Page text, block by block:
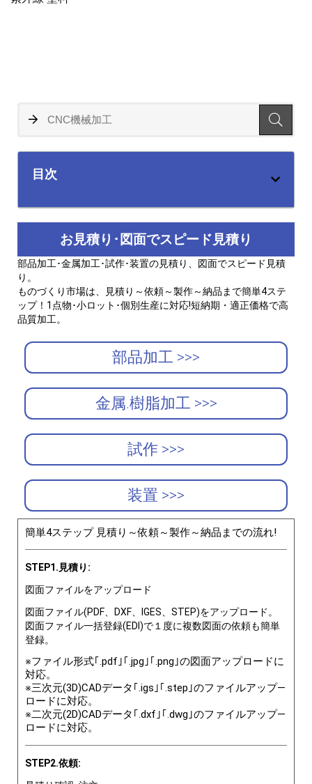
目次
お見積り･図面でスピード見積り
部品加工･金属加工･試作･装置の見積り、図面でスピード見積
り。
ものづくり市場は、見積り～依頼～製作～納品まで簡単4ステ
ップ！1点物･小ロット･個別生産に対応!短納期・適正価格で高
品質加工。
部品加工 >>>
金属.樹脂加工 >>>
試作 >>>
装置 >>>
簡単4ステップ 見積り～依頼～製作～納品までの流れ!
STEP1.見積り:
図面ファイルをアップロード
図面ファイル(PDF、DXF、IGES、STEP)をアップロード。
図面ファイル一括登録(EDI)で１度に複数図面の依頼も簡単
登録。
※ファイル形式｢.pdf｣｢.jpg｣｢.png｣の図面アップロードに
対応。
※三次元(3D)CADデータ｢.igs｣｢.step｣のファイルアップ―
ロードに対応。
※二次元(2D)CADデータ｢.dxf｣｢.dwg｣のファイルアップ―
ロードに対応。
STEP2.依頼: